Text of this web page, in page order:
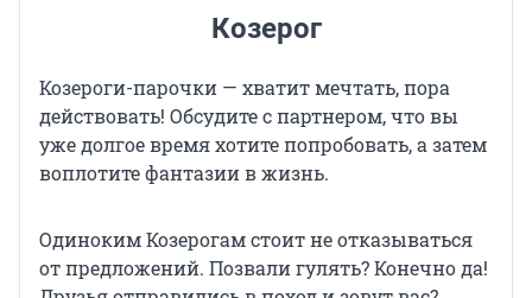
Козерог
Козероги-парочки — хватит мечтать, пора
действовать! Обсудите с партнером, что вы
уже долгое время хотите попробовать, а затем
воплотите фантазии в жизнь.
Одиноким Козерогам стоит не отказываться
от предложений. Позвали гулять? Конечно да!